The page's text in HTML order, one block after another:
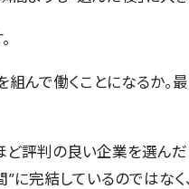
んで働くことになるか。
評判の良い企業を選んだ
に完結しているのではなく